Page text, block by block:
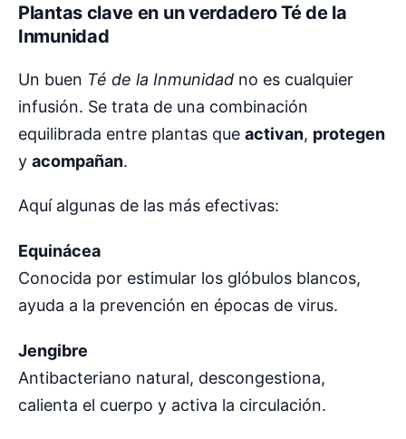
Plantas clave en un verdadero Té de la
Inmunidad
Un buen Té de la Inmunidad no es cualquier
infusión. Se trata de una combinación
equilibrada entre plantas que activan, protegen
y acompañan.
Aquí algunas de las más efectivas:
Equinácea
Conocida por estimular los glóbulos blancos,
ayuda a la prevención en épocas de virus.
Jengibre
Antibacteriano natural, descongestiona,
calienta el cuerpo y activa la circulación.